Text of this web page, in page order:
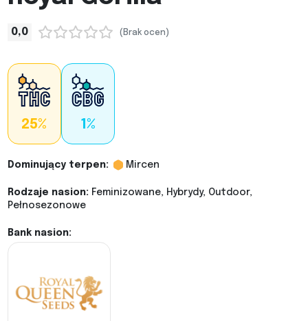
0,0 (Brak ocen)
25% 1%
Dominujący terpen: Mircen
Rodzaje nasion: Feminizowane, Hybrydy, Outdoor,
Pełnosezonowe
Bank nasion: